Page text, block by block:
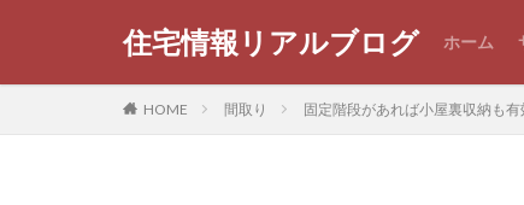
住宅情報リアルブログ ホーム
HOME 間取り 固定階段があれば小屋裏収納も